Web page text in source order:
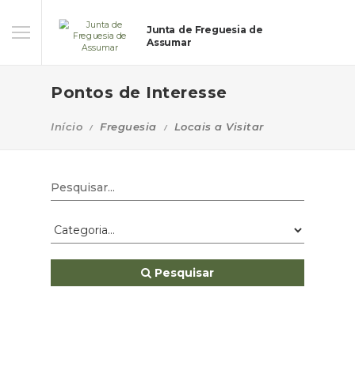
Junta de Freguesia de
Assumar
Pontos de Interesse
Início Freguesia Locais a Visitar
Pesquisar